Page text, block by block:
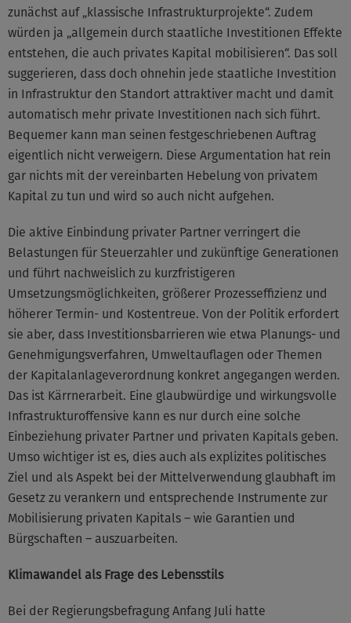
zunächst auf „klassische Infrastrukturprojekte“. Zudem
würden ja „allgemein durch staatliche Investitionen Effekte
entstehen, die auch privates Kapital mobilisieren“. Das soll
suggerieren, dass doch ohnehin jede staatliche Investition
in Infrastruktur den Standort attraktiver macht und damit
automatisch mehr private Investitionen nach sich führt.
Bequemer kann man seinen festgeschriebenen Auftrag
eigentlich nicht verweigern. Diese Argumentation hat rein
gar nichts mit der vereinbarten Hebelung von privatem
Kapital zu tun und wird so auch nicht aufgehen.
Die aktive Einbindung privater Partner verringert die
Belastungen für Steuerzahler und zukünftige Generationen
und führt nachweislich zu kurzfristigeren
Umsetzungsmöglichkeiten, größerer Prozesseffizienz und
höherer Termin- und Kostentreue. Von der Politik erfordert
sie aber, dass Investitionsbarrieren wie etwa Planungs- und
Genehmigungsverfahren, Umweltauflagen oder Themen
der Kapitalanlageverordnung konkret angegangen werden.
Das ist Kärrnerarbeit. Eine glaubwürdige und wirkungsvolle
Infrastrukturoffensive kann es nur durch eine solche
Einbeziehung privater Partner und privaten Kapitals geben.
Umso wichtiger ist es, dies auch als explizites politisches
Ziel und als Aspekt bei der Mittelverwendung glaubhaft im
Gesetz zu verankern und entsprechende Instrumente zur
Mobilisierung privaten Kapitals – wie Garantien und
Bürgschaften – auszuarbeiten.
Klimawandel als Frage des Lebensstils
Bei der Regierungsbefragung Anfang Juli hatte